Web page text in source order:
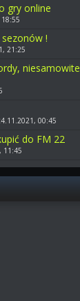
gry online
!
21:25
niesamowite
00:45
do FM 22
11:45